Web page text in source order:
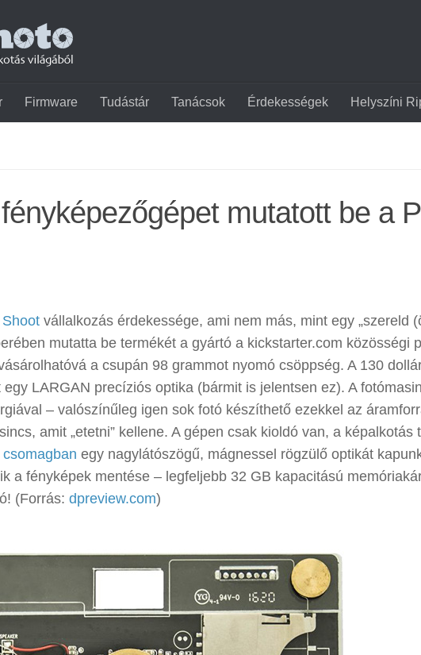
Firmware Tudástár Tanácsok Érdekességek Helyszíni
mutatott be a
vállalkozás érdekessége, ami nem más, mint egy „szereld
mutatta be termékét a gyártó a kickstarter.com közösségi
a csupán 98 grammot nyomó csöppség. A 130
LARGAN precíziós optika (bármit is jelentsen ez). A
– valószínűleg igen sok fotó készíthető ezekkel az
amit „etetni” kellene. A gépen csak kioldó van, a képalkotás
egy nagylátószögű, mágnessel rögzülő optikát
a fényképek mentése – legfeljebb 32 GB kapacitású
(Forrás: dpreview.com)